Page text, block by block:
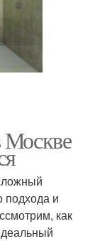
Москве
подхода и
как